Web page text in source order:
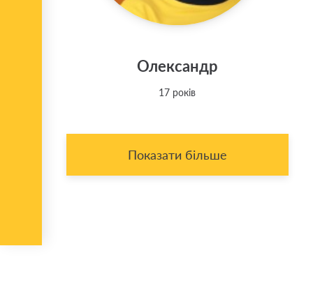
Олександр
17 років
Показати більше